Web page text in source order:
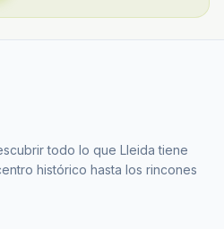
todo lo que Lleida tiene
histórico hasta los rincones